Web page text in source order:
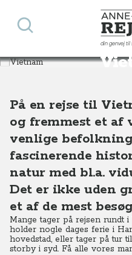
Anne-
din genvej til
Søg
Destinationer Asien Vietnam
På en rejse til
og fremmest et af
venlige
fascinerende
natur med bl.a.
Det er ikke uden
et af de mest
Mange tager på rejsen rundt
holder nogle dages ferie i
hovedstad, eller tager på tur
storby i syd. Få alle vores